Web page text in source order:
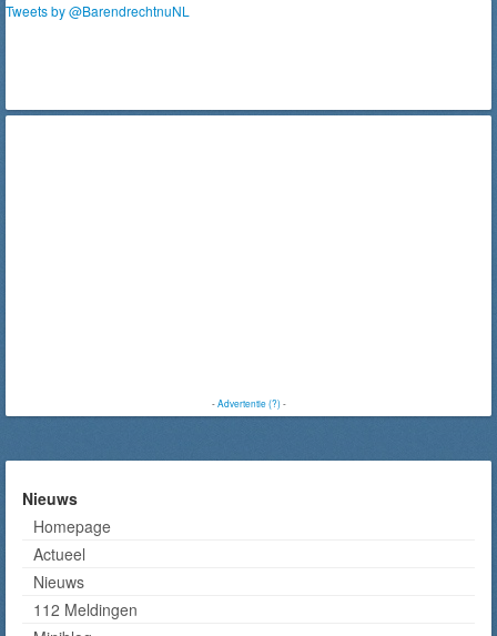
Tweets by @BarendrechtnuNL
-Advertentie (?)-
Nieuws
Homepage
Actueel
Nieuws
112 Meldingen